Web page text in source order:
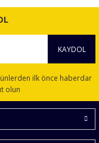
ve diğer
formunu
KAYDOL
ilk önce haberdar
olun